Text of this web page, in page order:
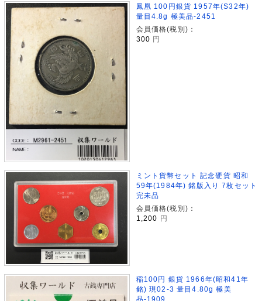
鳳凰 100円銀貨 1957年(S32年)
量目4.8g 極美品-2451
会員価格(税別)：
300 円
ミント貨幣セット 記念硬貨 昭和
59年(1984年) 銘版入り 7枚セット
完未品
会員価格(税別)：
1,200
円
稲100円 銀貨 1966年(昭和41年
銘) 現02-3 量目4.80g 極美
品-1909